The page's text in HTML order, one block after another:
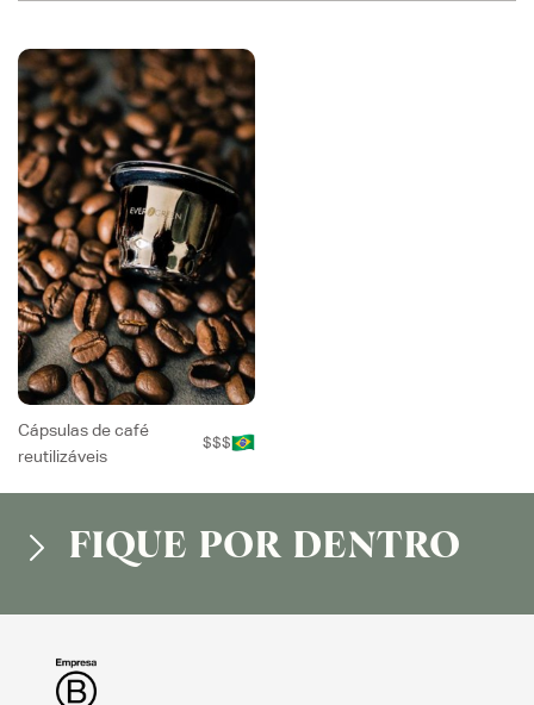
Cápsulas de café
reutilizáveis
$$$
FIQUE POR DENTRO